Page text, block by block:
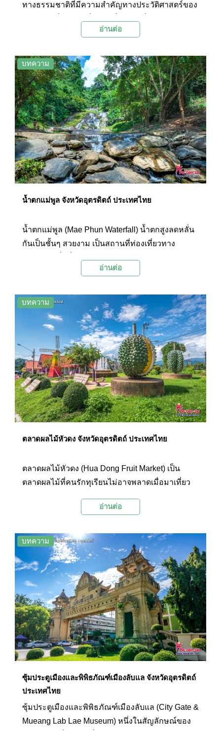
ทางธรรมชาติที่มีความสำคัญทางประวัติศาสตร์ของ
อ่านต่อ
บทความ
น้ำตกแม่พูล จังหวัดอุตรดิตถ์ ประเทศไทย
น้ำตกแม่พูล (Mae Phun Waterfall) น้ำตกสูงลดหลั่น
กันเป็นชั้นๆ สวยงาม เป็นสถานที่ท่องเที่ยวทาง
อ่านต่อ
บทความ
ตลาดผลไม้หัวดง จังหวัดอุตรดิตถ์ ประเทศไทย
ตลาดผลไม้หัวดง (Hua Dong Fruit Market) เป็น
ตลาดผลไม้ที่คนรักทุเรียนไม่อาจพลาดเมื่อมาเที่ยว
พันธุ์พื้นเมืองซึ่งเป็นพระเอกของที่นี่
อ่านต่อ
บทความ
ซุ้มประตูเมืองและพิพิธภัณฑ์เมืองลับแล จังหวัดอุตรดิตถ์
ประเทศไทย
ซุ้มประตูเมืองและพิพิธภัณฑ์เมืองลับแล (City Gate &
Mueang Lab Lae Museum) หนึ่งในสัญลักษณ์ของ